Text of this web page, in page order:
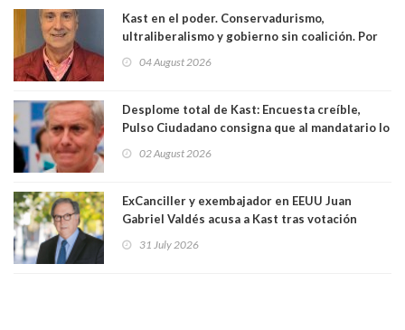
Kast en el poder. Conservadurismo,
ultraliberalismo y gobierno sin coalición. Por
04 August 2026
Desplome total de Kast: Encuesta creíble,
Pulso Ciudadano consigna que al mandatario lo
sacó en primera vuelta. Rechazo es de 58.9% y
64.8%
02 August 2026
ExCanciller y exembajador en EEUU Juan
Gabriel Valdés acusa a Kast tras votación
"Si hay una persona responsable es él"
31 July 2026